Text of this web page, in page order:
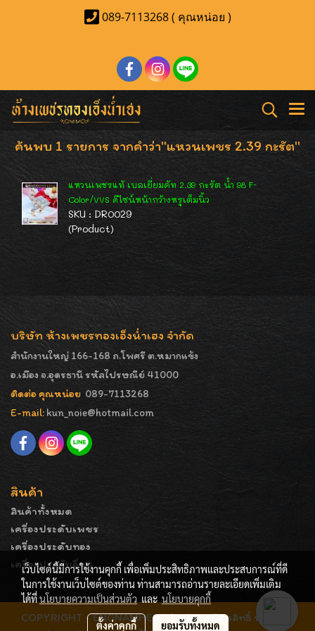
089-7113268 ( คุณหน่อย )
ค้นพบ 1 รายการ จากคำว่า"แหวนเพชร 2.39 กะรัต"
แหวนเพชรแท้ เบลเยี่ยมคัท 2.39 กะรัต น้ำ 98 F-
Color/VVS ดีไซน์หน้ากว้างหรูเต็มนิ้ว
SKU : DR0029
(Product)
บริษัท ห้างเพชรทองเอ็งน่ำเฮง จำกัด
สำนักงานใหญ่ 166-168 ถ.โพศรี ต.หมากแข้ง
อ.เมือง จ.อุดรธานี รหัสไปรษณีย์ 41000
ติดต่อ คุณหน่อย 089-7113268
E-mail: kun_noie@hotmail.com
สินค้า
สินค้าทั้งหมด
เครื่องประดับเพชร
เครื่องประดับทอง
เครื่องประดับอื่นๆ
COPYRIGHT - ENGNAMHENG | รูปภาพมีลิขสิทธิ์ ห้ามมิให้
เว็บไซต์นี้มีการใช้งานคุกกี้ เพื่อเพิ่มประสิทธิภาพและประสบการณ์ที่ดี
ในการใช้งานเว็บไซต์ของท่าน ท่านสามารถอ่านรายละเอียดเพิ่มเติม
ได้ที่นโยบายความเป็นส่วนตัว และ นโยบายคุกกี้
ตั้งค่าคุกกี้ ยอมรับทั้งหมด